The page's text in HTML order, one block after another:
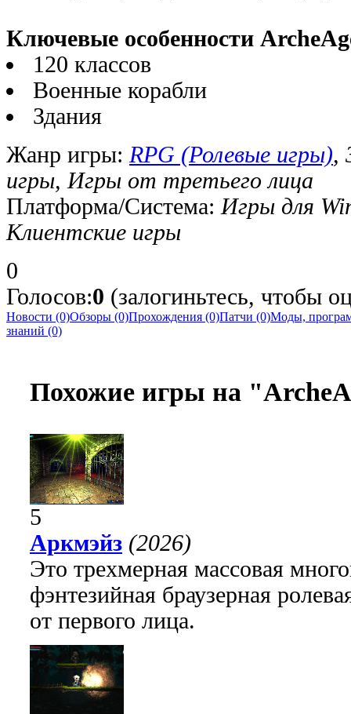
Ключевые особенности
120 классов
Военные корабли
Здания
Жанр игры: RPG (Ролевые игры),
игры, Игры от третьего лица
Платформа/Система: Игры для
Клиентские игры
0
Голосов:0 (залогиньтесь, чтобы
Новости (0)Обзоры (0)Прохождения (0)Патчи (0)Моды,
знаний (0)
Похожие игры на
5
Аркмэйз (2026)
Это трехмерная массовая
фэнтезийная браузерная
от первого лица.